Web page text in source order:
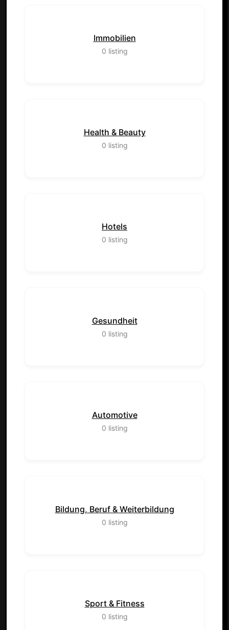
Immobilien
0 listing
Health & Beauty
0 listing
Hotels
0 listing
Gesundheit
0 listing
Automotive
0 listing
Bildung, Beruf & Weiterbildung
0 listing
Sport & Fitness
0 listing